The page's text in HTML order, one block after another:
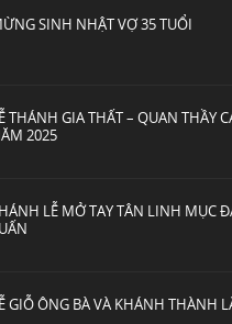
SINH NHẬT VỢ 35 TUỔI
THÁNH GIA THẤT – QUAN THẦY
2025
LỄ MỞ TAY TÂN LINH MỤC
GIỖ ÔNG BÀ VÀ KHÁNH THÀNH